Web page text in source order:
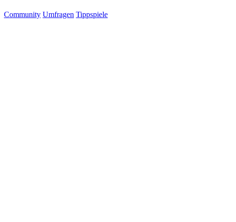
Community Umfragen Tippspiele